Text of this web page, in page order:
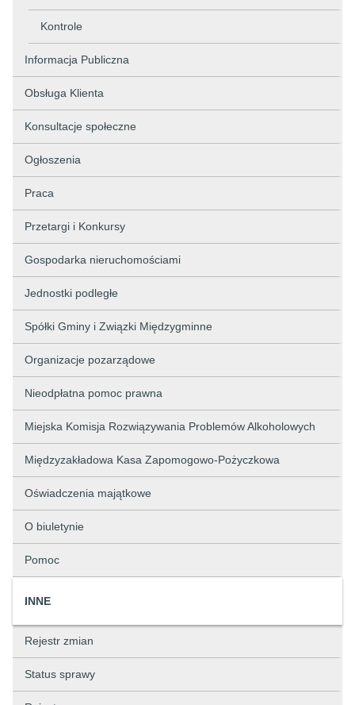
Kontrole
Informacja Publiczna
Obsługa Klienta
Konsultacje społeczne
Ogłoszenia
Praca
Przetargi i Konkursy
Gospodarka nieruchomościami
Jednostki podległe
Spółki Gminy i Związki Międzygminne
Organizacje pozarządowe
Nieodpłatna pomoc prawna
Miejska Komisja Rozwiązywania Problemów Alkoholowych
Międzyzakładowa Kasa Zapomogowo-Pożyczkowa
Oświadczenia majątkowe
O biuletynie
Pomoc
INNE
Rejestr zmian
Status sprawy